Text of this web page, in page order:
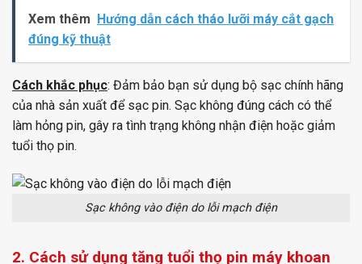
Xem thêm Hướng dẫn cách tháo lưỡi máy cắt gạch
đúng kỹ thuật
Cách khắc phục: Đảm bảo bạn sử dụng bộ sạc chính hãng
của nhà sản xuất để sạc pin. Sạc không đúng cách có thể
làm hỏng pin, gây ra tình trạng không nhận điện hoặc giảm
tuổi thọ pin.
Sạc không vào điện do lỗi mạch điện
2. Cách sử dụng tăng tuổi thọ pin máy khoan